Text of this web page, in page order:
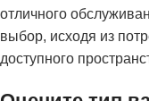
отличного
выбор, исходя из
доступного